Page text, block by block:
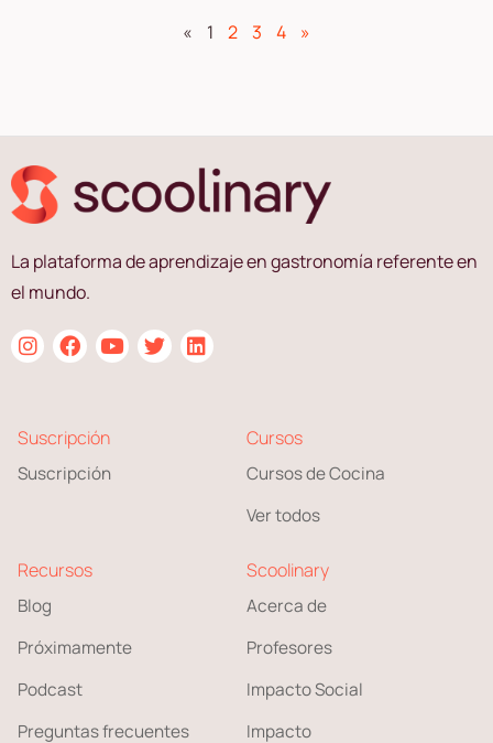
« 1 2 3 4 »
La plataforma de aprendizaje en gastronomía referente en
el mundo.
Suscripción
Suscripción
Cursos
Cursos de Cocina
Ver todos
Recursos
Blog
Próximamente
Podcast
Preguntas frecuentes
Scoolinary
Acerca de
Profesores
Impacto Social
Impacto